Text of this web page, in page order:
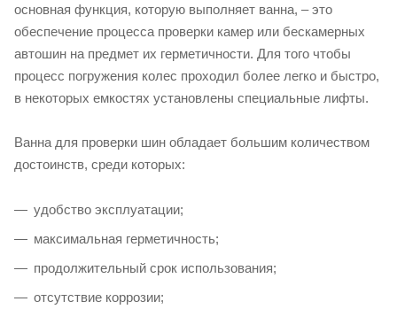
основная функция, которую выполняет ванна, – это
обеспечение процесса проверки камер или бескамерных
автошин на предмет их герметичности. Для того чтобы
процесс погружения колес проходил более легко и быстро,
в некоторых емкостях установлены специальные лифты.
Ванна для проверки шин обладает большим количеством
достоинств, среди которых:
удобство эксплуатации;
максимальная герметичность;
продолжительный срок использования;
отсутствие коррозии;